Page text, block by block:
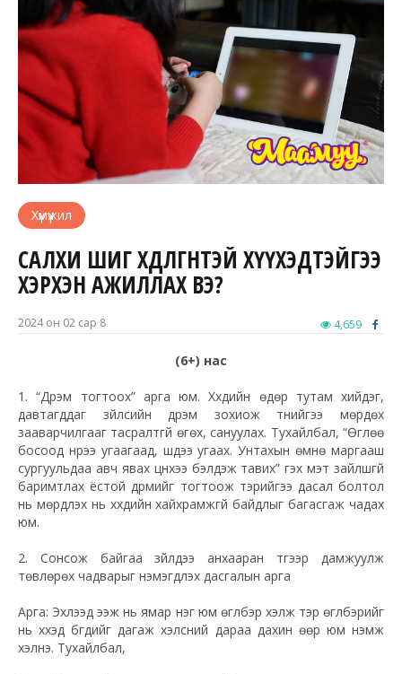
Хүмүүжил
САЛХИ ШИГ ХӨДӨЛГӨӨНТЭЙ ХҮҮХЭДТЭЙГЭЭ
ХЭРХЭН АЖИЛЛАХ ВЭ?
2024 он 02 сар 8 4,659
(6+) нас
1. “Дүрэм тогтоох” арга юм. Хүүхдийн өдөр тутам хийдэг,
давтагддаг зүйлсийн дүрэм зохиож түүнийгээ мөрдөх
зааварчилгааг тасралтгүй өгөх, сануулах. Тухайлбал, “Өглөө
босоод нүүрээ угаагаад, шүдээ угаах. Унтахын өмнө маргааш
сургуульдаа авч явах цүнхээ бэлдэж тавих” гэх мэт зайлшгүй
баримтлах ёстой дүрмийг тогтоож тэрийгээ дасал болтол
нь мөрдүүлэх нь хүүхдийн хайхрамжгүй байдлыг багасгаж чадах
юм.
2. Сонсож байгаа зүйлдээ анхааран түүгээр дамжуулж
төвлөрөх чадварыг нэмэгдүүлэх дасгалын арга
Арга: Эхлээд ээж нь ямар нэг юм өгүүлбэр хэлж тэр өгүүлбэрийг
нь хүүхэд бүгдийг дагаж хэлсний дараа дахин өөр юм нэмж
хэлнэ. Тухайлбал,